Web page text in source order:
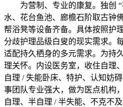
为营制、专业的康复。独创 “
水、花台鱼池、廊檐石阶取古钟
帮浴凳等设备齐备。具体按照护
分歧护理品级白叟的现实需求。
适配持久栖身的多元需求。为持
理关怀。内设医务室，收住自理
自理 / 失能卧床、特护、认知妨
事团队专业强大，做为医点机构
自理、半自理 / 半失能、不克不